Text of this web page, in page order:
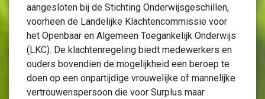
aangesloten bij de Stichting Onderwijsgeschillen,
voorheen de Landelijke Klachtencommissie voor
het Openbaar en Algemeen Toegankelijk Onderwijs
(LKC). De klachtenregeling biedt medewerkers en
ouders bovendien de mogelijkheid een beroep te
doen op een onpartijdige vrouwelijke of mannelijke
vertrouwenspersoon die voor Surplus maar